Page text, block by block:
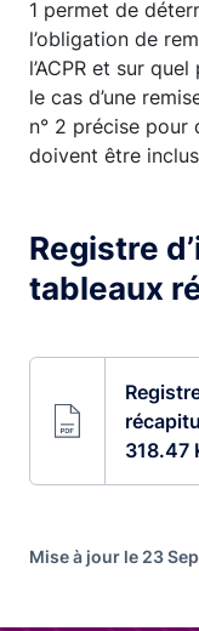
1 permet de
l’obligation de
l’ACPR et sur
le cas d’une
n° 2 précise pour
doivent être
Registre
tableaux
318.47
Mise à jour le 23